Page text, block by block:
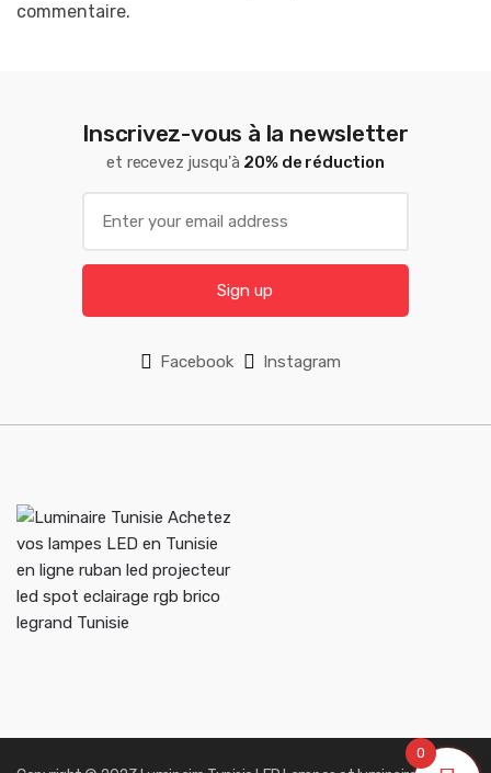
commentaire.
Inscrivez-vous à la newsletter
et recevez jusqu'à 20% de réduction
Sign up
Facebook Instagram
0